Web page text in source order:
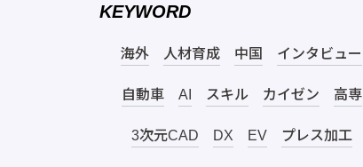
KEYWORD
海外 人材育成 中国 インタビュー
自動車 AI スキル カイゼン 高専
3次元CAD DX EV プレス加工